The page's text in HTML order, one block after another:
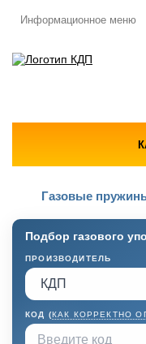
Информационное меню
Газовые
Подбор газового
ПРОИЗВОДИТЕЛЬ
КОД (КАК КОРРЕКТНО